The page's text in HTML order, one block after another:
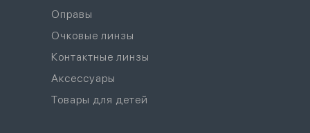
Очковые линзы
Оправы
Контактные линзы
Аксессуары
Товары для детей